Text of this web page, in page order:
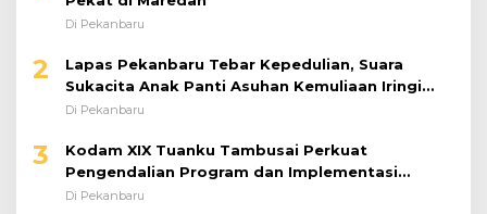
Di Pekanbaru
2
Lapas Pekanbaru Tebar Kepedulian, Suara
Sukacita Anak Panti Asuhan Kemuliaan Iringi
Bantuan Sosial
Di Pekanbaru
3
Kodam XIX Tuanku Tambusai Perkuat
Pengendalian Program dan Implementasi
Doktrin TNI AD
Di Pekanbaru